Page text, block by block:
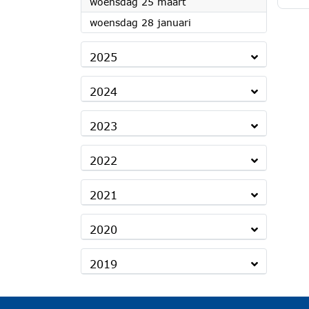
woensdag 28 januari
2025
2024
2023
2022
2021
2020
2019